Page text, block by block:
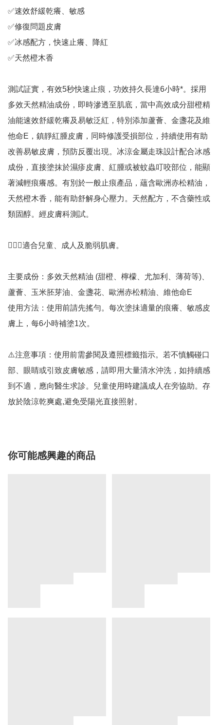
✅速效舒緩乾癢、敏感
✅修復問題皮膚
✅冰感配方，快速止癢、降紅
✅天然橙木香
測試証實，有效5秒快速止痕，功效持久長達6小時*。採用
多效天然精油成份，即時滲透至肌底，當中高效成分甜橙精
油能速效舒緩乾癢及易敏泛紅，特別添加蘆薈、金盞花及維
他命E，鎮靜紅腫皮膚，同時修護受損部位，持續使用有助
改善易敏皮膚，預防反覆出現。冰涼金屬走珠設計配合冰感
成份，直接塗抹於濕疹皮膚、紅腫或被蚊蟲叮咬部位，能顯
著減輕痕癢感。有別於一般止痕產品，蘊含歐洲赤松精油，
天然橙木香，能有助舒解身心壓力。天然配方，不含藥性或
類固醇。經皮膚科測試。
💁🏻‍♀️適合兒童、成人及脆弱肌膚。
主要成份：多效天然精油 (甜橙、檸檬、尤加利、薄荷等)、
蘆薈、玉米胚芽油、金盞花、歐洲赤松精油、維他命E
使用方法：使用前請先搖勻。每次塗抺適量的痕癢、敏感皮
膚上，每6小時補塗1次。
⚠️注意事項：使用前需參閱及遵照標籤指示。若不慎觸碰口
部、眼睛或引致皮膚敏感，請即用大量清水沖洗，如持續感
到不適，應向醫生求診。兒童使用時建議成人在旁協助。存
放於陰涼乾爽處,避免受陽光直接照射。
你可能感興趣的商品